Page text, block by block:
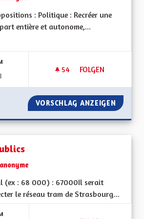
: Politique : Recréer une
entière et autonome,...
54 54 FOLLOWER
FOLGEN
RÉGION
VORSCHLAG ANZEIGEN
(ex : 68 000) : 67000Il serait
le réseau tram de Strasbourg...